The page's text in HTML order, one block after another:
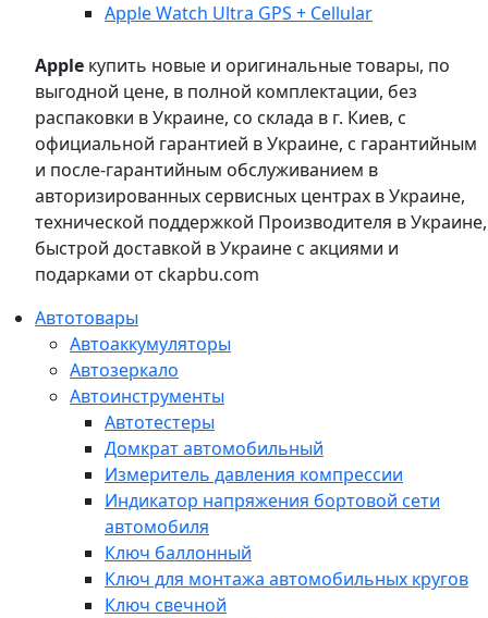
Apple Watch Ultra GPS + Cellular
Apple купить новые и оригинальные товары, по
выгодной цене, в полной комплектации, без
распаковки в Украине, со склада в г. Киев, с
официальной гарантией в Украине, с гарантийным
и после-гарантийным обслуживанием в
авторизированных сервисных центрах в Украине,
технической поддержкой Производителя в Украине,
быстрой доставкой в Украине с акциями и
подарками от ckapbu.com
Автотовары
Автоаккумуляторы
Автозеркало
Автоинструменты
Автотестеры
Домкрат автомобильный
Измеритель давления компрессии
Индикатор напряжения бортовой сети
автомобиля
Ключ баллонный
Ключ для монтажа автомобильных кругов
Ключ свечной